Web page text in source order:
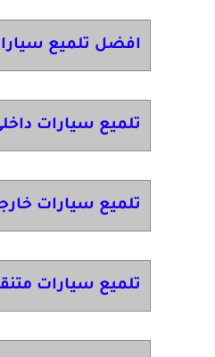
افضل تلميع
تلميع سيارات
تلميع سيارات
تلميع سيارات